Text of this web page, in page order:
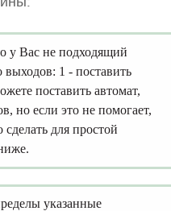
у Вас не подходящий
выходов: 1 - поставить
поставить автомат,
но если это не помогает,
для простой
указанные